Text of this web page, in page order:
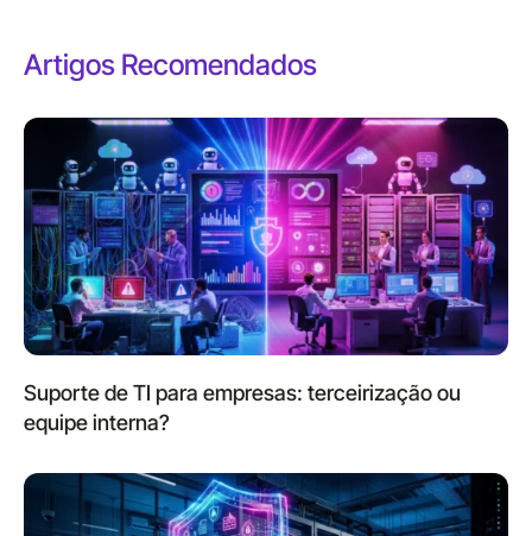
Artigos Recomendados
Suporte de TI para empresas: terceirização ou
equipe interna?